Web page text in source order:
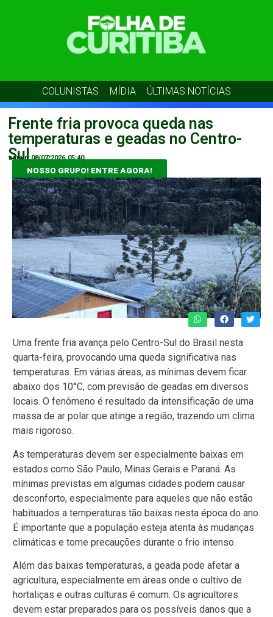
COLUNISTAS MÍDIA ÚLTIMAS NOTÍCIAS
Frente fria provoca queda nas
temperaturas e geadas no Centro-
Sul
admin 08/07/2026 05:40
NOSSO GRUPO! ENTRE AGORA!
Uma frente fria avança pelo Centro-Sul do Brasil nesta
quarta-feira, provocando uma queda significativa nas
temperaturas. Em várias áreas, as mínimas devem ficar
abaixo dos 10°C, com previsão de geadas em diversos
locais. O fenômeno é resultado da intensificação de uma
massa de ar polar que atinge a região, trazendo um clima
mais rigoroso.
As temperaturas devem ser especialmente baixas em
estados como São Paulo, Minas Gerais e Paraná. As
mínimas previstas em algumas cidades podem causar
desconforto, especialmente para aqueles que não estão
habituados a temperaturas tão baixas nesta época do ano.
É importante que a população esteja atenta às mudanças
climáticas e tome precauções durante o frio intenso.
Além das baixas temperaturas, a geada pode afetar a
agricultura, especialmente em áreas onde o cultivo de
hortaliças e outras culturas é comum. Os agricultores
devem estar preparados para os possíveis danos que a